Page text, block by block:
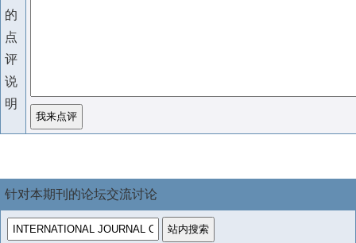
的
点
评
说
明
针对本期刊的论坛交流讨论